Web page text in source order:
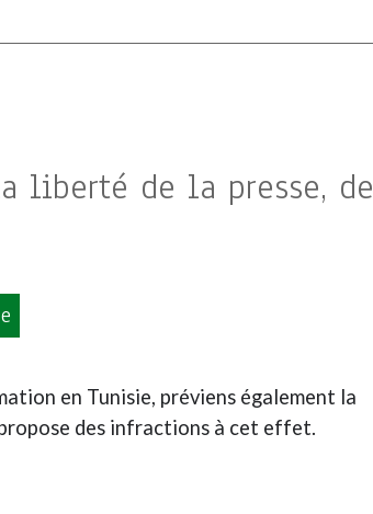
liberté de la presse, de
en Tunisie, préviens également la
des infractions à cet effet.